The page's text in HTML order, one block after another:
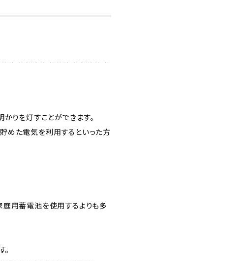
りを灯すことができます。
めた電気を利用するといった方
用蓄電池を使用するよりも多